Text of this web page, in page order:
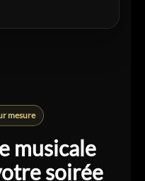
mesure
musicale
soirée